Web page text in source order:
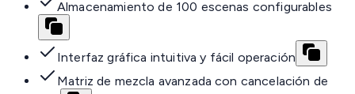
Almacenamiento de 100 escenas configurables
Interfaz gráfica intuitiva y fácil operación
Matriz de mezcla avanzada con cancelación de